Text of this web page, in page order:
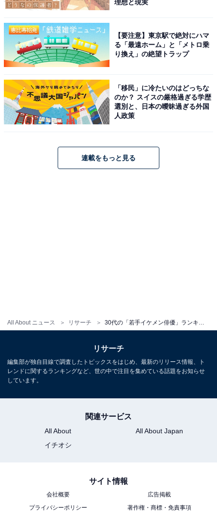
All About ニュース リサーチ
View this post on Instagram
A post shared by 【公式】TBS金曜ドラマ 100万回言えばよかっ
同率3位、2人目は、俳優の佐藤健さん。
理想と現実
【要注意】東京駅で絶対にハマ
る「最遠ホーム」と「メトロ乗
り換え」の絶望トラップ
「移民」に冷たいのはどっちな
のか？ スイスの厳格過ぎる学歴
選別と、日本の曖昧過ぎる外国
人政策
連載をもっと見る
リサーチ
編集部が独自目線で調査したトピックスをはじめ、最新のリリース情報、ト
レンドに関するランキングなど、世の中で注目を集めている話題をお知らせ
しています。
関連サービス
All About
All About Japan
イチオシ
サイト情報
会社概要
広告掲載
プライバシーポリシー
著作権・商標・免責事項